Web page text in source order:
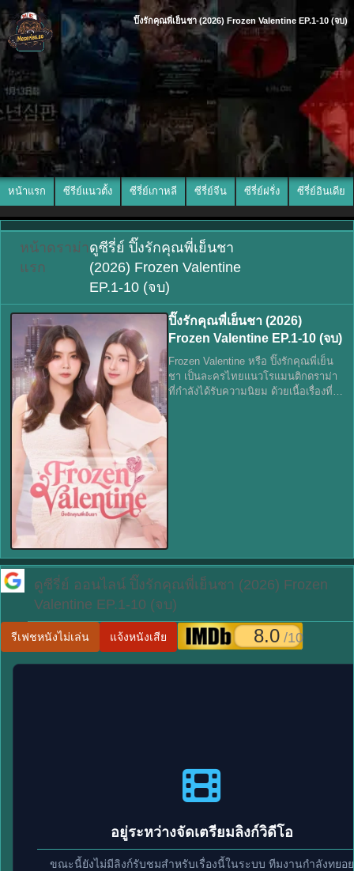
ปิ๊งรักคุณพี่เย็นชา (2026) Frozen Valentine EP.1-10 (จบ)
หน้าแรก ซีรีย์แนวตั้ง ซีรี่ย์เกาหลี ซีรี่ย์จีน ซีรี่ย์ฝรั่ง ซีรี่ย์อินเดีย
หน้า
แรก
ดราม่าดูซีรี่ย์ ปิ๊งรักคุณพี่เย็นชา
(2026) Frozen Valentine
EP.1-10 (จบ)
ปิ๊งรักคุณพี่เย็นชา (2026)
Frozen Valentine EP.1-10 (จบ)
Frozen Valentine หรือ ปิ๊งรักคุณพี่เย็น
ชา เป็นละครไทยแนวโรแมนติกดราม่า
ที่กำลังได้รับความนิยม ด้วยเนื้อเรื่องที่
ดูซีรี่ย์ ออนไลน์ ปิ๊งรักคุณพี่เย็นชา (2026) Frozen
Valentine EP.1-10 (จบ)
รีเฟชหนังไม่เล่น แจ้งหนังเสีย 8.0 /10
อยู่ระหว่างจัดเตรียมลิงก์วิดีโอ
ขณะนี้ยังไม่มีลิงก์รับชมสำหรับเรื่องนี้ในระบบ ทีมงานกำลังทยอย